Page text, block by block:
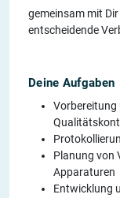
gemeinsam mit
entscheidende
Deine Aufgaben
Vorbereitung
Planung von
Apparaturen
Entwicklung